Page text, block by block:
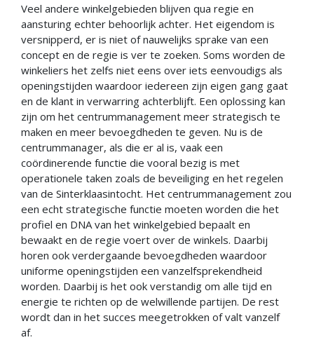
Veel andere winkelgebieden blijven qua regie en
aansturing echter behoorlijk achter. Het eigendom is
versnipperd, er is niet of nauwelijks sprake van een
concept en de regie is ver te zoeken. Soms worden de
winkeliers het zelfs niet eens over iets eenvoudigs als
openingstijden waardoor iedereen zijn eigen gang gaat
en de klant in verwarring achterblijft. Een oplossing kan
zijn om het centrummanagement meer strategisch te
maken en meer bevoegdheden te geven. Nu is de
centrummanager, als die er al is, vaak een
coördinerende functie die vooral bezig is met
operationele taken zoals de beveiliging en het regelen
van de Sinterklaasintocht. Het centrummanagement zou
een echt strategische functie moeten worden die het
profiel en DNA van het winkelgebied bepaalt en
bewaakt en de regie voert over de winkels. Daarbij
horen ook verdergaande bevoegdheden waardoor
uniforme openingstijden een vanzelfsprekendheid
worden. Daarbij is het ook verstandig om alle tijd en
energie te richten op de welwillende partijen. De rest
wordt dan in het succes meegetrokken of valt vanzelf
af.